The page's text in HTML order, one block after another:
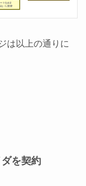
は以上の通りに
ダを契約